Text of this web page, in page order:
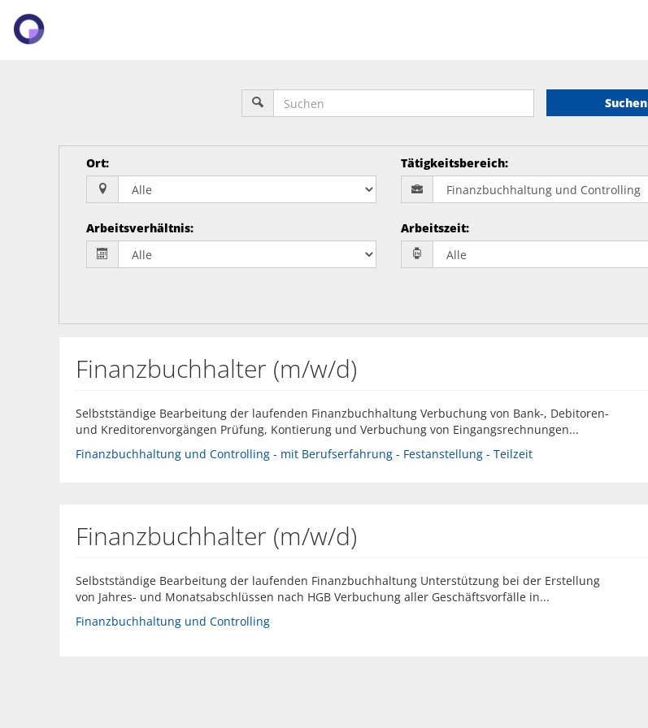
Suchen
Ort: Tätigkeitsbereich:
Arbeitsverhältnis: Arbeitszeit:
Finanzbuchhalter (m/w/d)
Selbstständige Bearbeitung der laufenden Finanzbuchhaltung Verbuchung von Bank-, Debitoren-
und Kreditorenvorgängen Prüfung, Kontierung und Verbuchung von Eingangsrechnungen...
Finanzbuchhaltung und Controlling - mit Berufserfahrung - Festanstellung - Teilzeit
Finanzbuchhalter (m/w/d)
Selbstständige Bearbeitung der laufenden Finanzbuchhaltung Unterstützung bei der Erstellung
von Jahres- und Monatsabschlüssen nach HGB Verbuchung aller Geschäftsvorfälle in...
Finanzbuchhaltung und Controlling